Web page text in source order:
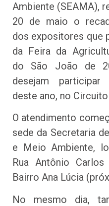
Ambiente (SEAMA),
20 de maio o
dos expositores que
da Feira da
do São João de
desejam
deste ano, no
O atendimento
sede da Secretaria
e Meio Ambiente,
Rua Antônio
Bairro Ana Lúcia
No mesmo dia,